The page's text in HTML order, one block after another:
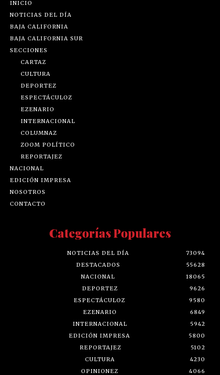
INICIO
NOTICIAS DEL DÍA
BAJA CALIFORNIA
BAJA CALIFORNIA SUR
SECCIONES
CARTAZ
CULTURA
DEPORTEZ
ESPECTÁCULOZ
EZENARIO
INTERNACIONAL
COLUMNAZ
ZOOM POLÍTICO
REPORTAJEZ
NACIONAL
EDICIÓN IMPRESA
NOSOTROS
CONTACTO
Categorías Populares
NOTICIAS DEL DÍA
73094
DESTACADOS
55628
NACIONAL
18065
DEPORTEZ
9626
ESPECTÁCULOZ
9580
EZENARIO
6849
INTERNACIONAL
5942
EDICIÓN IMPRESA
5800
REPORTAJEZ
5102
CULTURA
4230
OPINIONEZ
4066